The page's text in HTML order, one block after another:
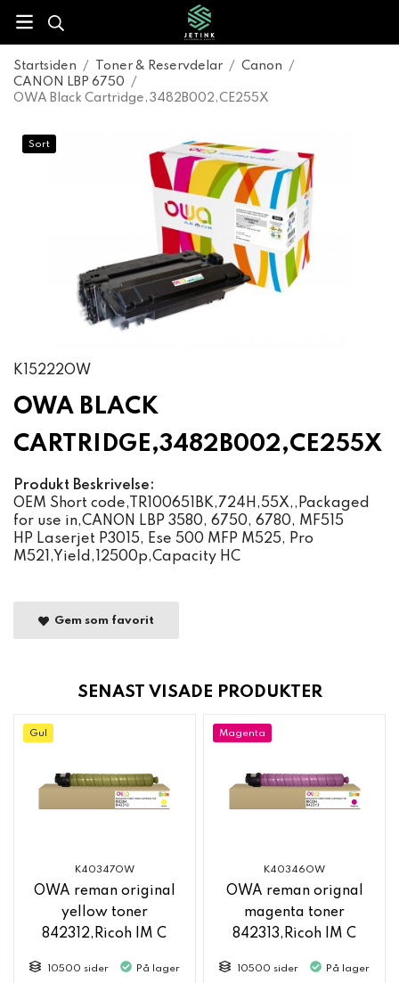
Startsiden / Toner & Reservdelar / Canon
/
CANON LBP 6750
/
OWA Black Cartridge,3482B002,CE255X
Sort
K15222OW
OWA BLACK
CARTRIDGE,3482B002,CE255X
Produkt Beskrivelse:
OEM Short code,TR100651BK,724H,55X,,Packaged
for use in,CANON LBP 3580, 6750, 6780, MF515
HP Laserjet P3015, Ese 500 MFP M525, Pro
M521,Yield,12500p,Capacity HC
Gem som favorit
SENAST VISADE PRODUKTER
Gul
K40347OW
OWA reman original
yellow toner
842312,Ricoh IM C
10500 sider På lager
Magenta
K40346OW
OWA reman orignal
magenta toner
842313,Ricoh IM C
10500 sider På lager